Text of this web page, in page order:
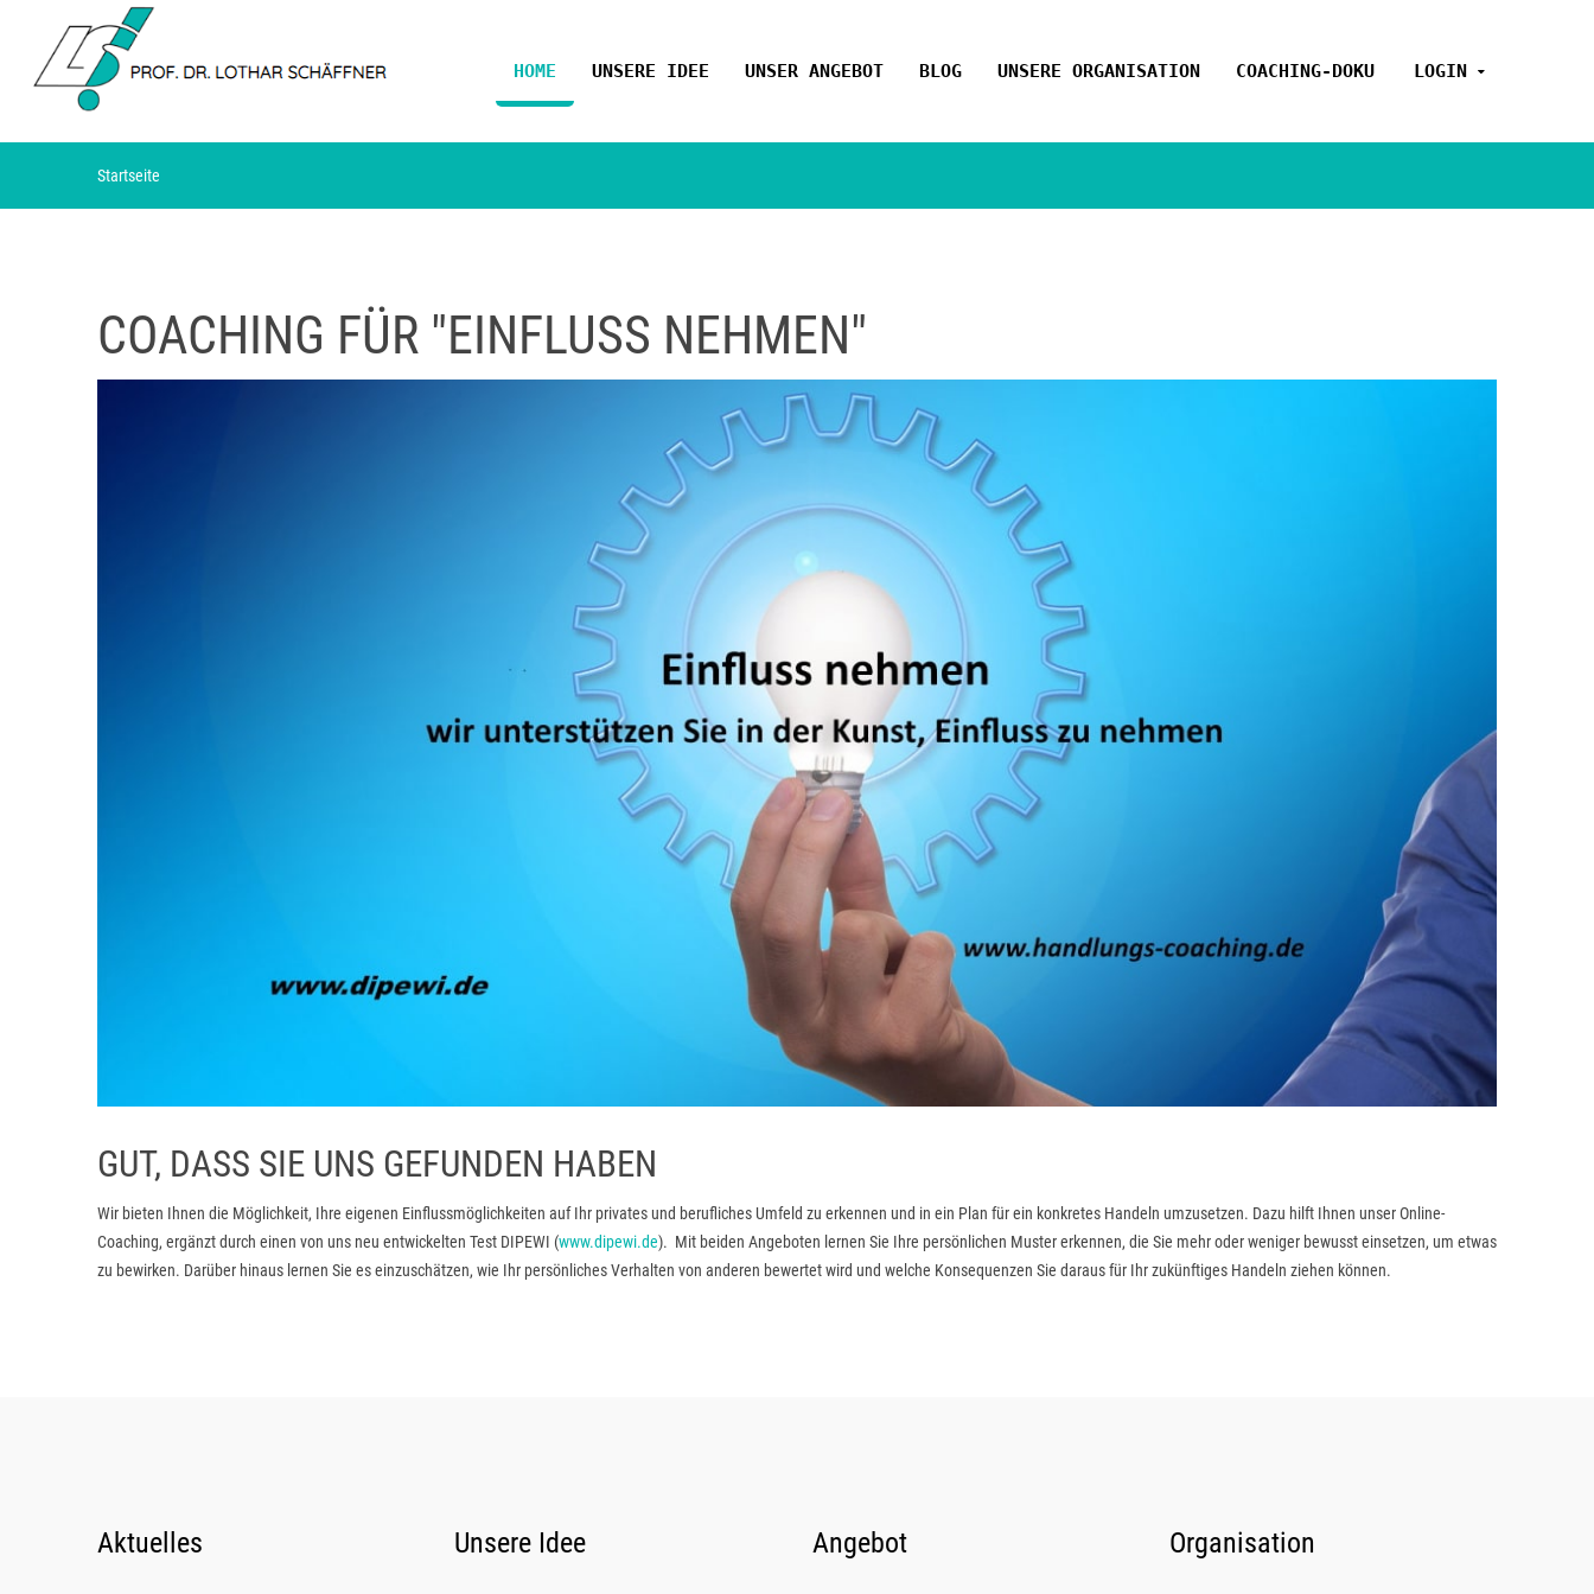
HOME UNSERE IDEE UNSER ANGEBOT BLOG UNSERE ORGANISATION COACHING-DOKU LOGIN
Startseite
COACHING FÜR "EINFLUSS NEHMEN"
GUT, DASS SIE UNS GEFUNDEN HABEN
Wir bieten Ihnen die Möglichkeit, Ihre eigenen Einflussmöglichkeiten auf Ihr privates und berufliches Umfeld zu erkennen und in ein Plan für ein konkretes Handeln umzusetzen. Dazu hilft Ihnen unser Online-
Coaching, ergänzt durch einen von uns neu entwickelten Test DIPEWI (www.dipewi.de). Mit beiden Angeboten lernen Sie Ihre persönlichen Muster erkennen, die Sie mehr oder weniger bewusst einsetzen, um etwas
zu bewirken. Darüber hinaus lernen Sie es einzuschätzen, wie Ihr persönliches Verhalten von anderen bewertet wird und welche Konsequenzen Sie daraus für Ihr zukünftiges Handeln ziehen können.
Aktuelles Unsere Idee Angebot Organisation